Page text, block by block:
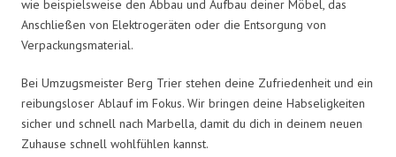
wie beispielsweise den Abbau und Aufbau deiner Möbel, das
Anschließen von Elektrogeräten oder die Entsorgung von
Verpackungsmaterial.
Bei Umzugsmeister Berg Trier stehen deine Zufriedenheit und ein
reibungsloser Ablauf im Fokus. Wir bringen deine Habseligkeiten
sicher und schnell nach Marbella, damit du dich in deinem neuen
Zuhause schnell wohlfühlen kannst.